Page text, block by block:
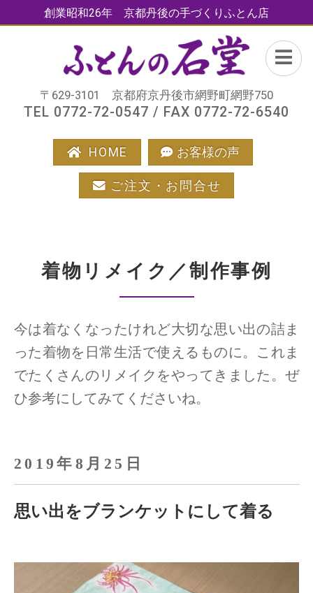
創業昭和26年 京都丹後の手づくりふとん店
〒629-3101 京都府京丹後市網野町網野750
TEL 0772-72-0547 / FAX 0772-72-6540
HOME お客様の声
ご注文・お問合せ
着物リメイク／制作事例
今は着なくなったけれど大切な思い出の詰ま
った着物を日常生活で使えるものに。 これま
でたくさんのリメイクをやってきました。ぜ
ひ参考にしてみてくださいね。
2019年8月25日
思い出をブランケットにして着る